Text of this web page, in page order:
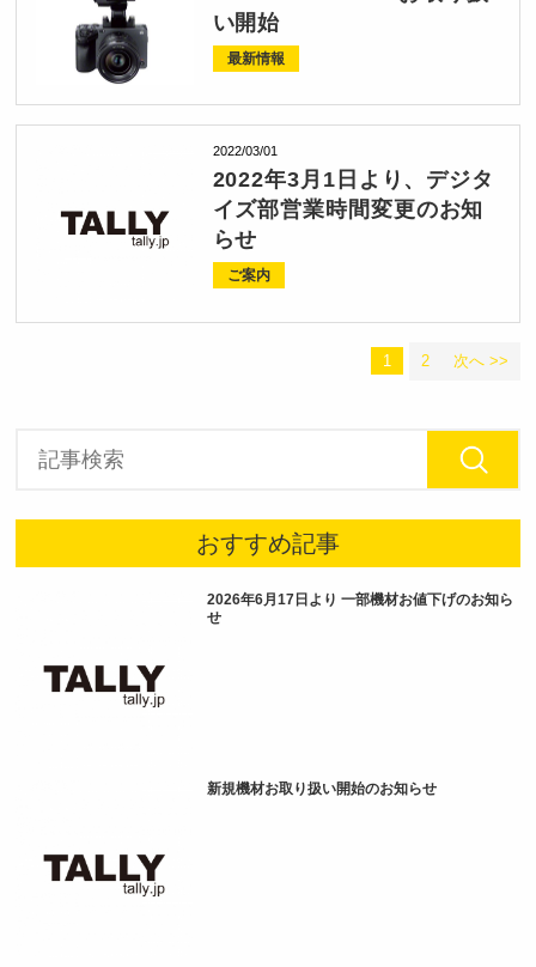
い開始
最新情報
2022/03/01
2022年3月1日より、デジタ
イズ部営業時間変更のお知
らせ
ご案内
1 2 次へ >>
おすすめ記事
2026年6月17日より 一部機材お値下げのお知ら
せ
新規機材お取り扱い開始のお知らせ